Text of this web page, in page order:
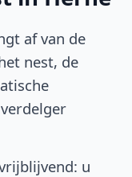
af van de
nest, de
u